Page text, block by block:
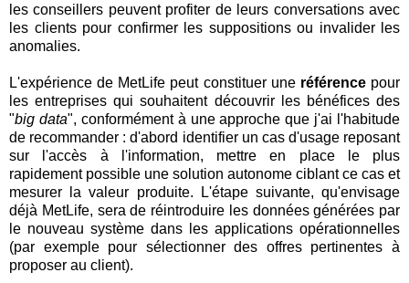
les conseillers peuvent profiter de leurs conversations avec
les clients pour confirmer les suppositions ou invalider les
anomalies.
L'expérience de MetLife peut constituer une référencepour
les entreprises qui souhaitent découvrir les bénéfices des
"big data", conformément à une approche que j'ai l'habitude
de recommander : d'abord identifier un cas d'usage reposant
sur l'accès à l'information, mettre en place le plus
rapidement possible une solution autonome ciblant ce cas et
mesurer la valeur produite. L'étape suivante, qu'envisage
déjà MetLife, sera de réintroduire les données générées par
le nouveau système dans les applications opérationnelles
(par exemple pour sélectionner des offres pertinentes à
proposer au client).